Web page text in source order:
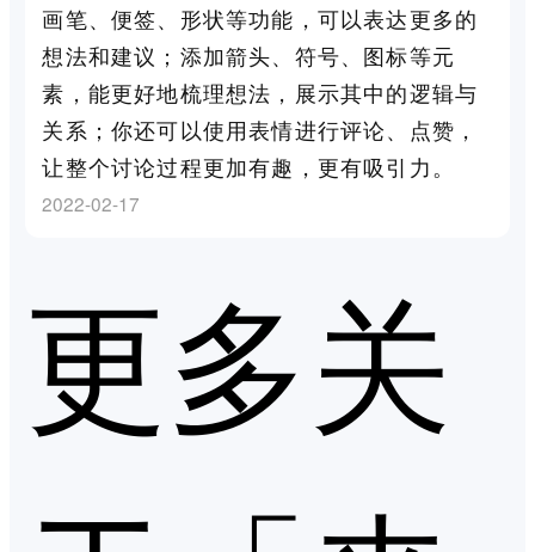
画笔、便签、形状等功能，可以表达更多的
想法和建议；添加箭头、符号、图标等元
素，能更好地梳理想法，展示其中的逻辑与
关系；你还可以使用表情进行评论、点赞，
让整个讨论过程更加有趣，更有吸引力。
2022-02-17
更多关